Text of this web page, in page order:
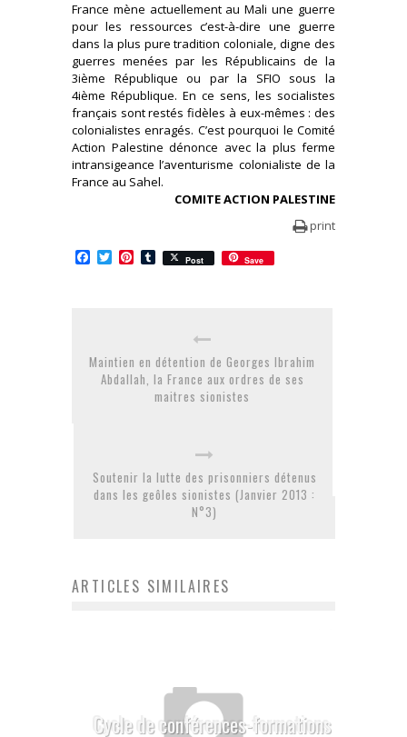
France mène actuellement au Mali une guerre
pour les ressources c’est-à-dire une guerre
dans la plus pure tradition coloniale, digne des
guerres menées par les Républicains de la
3ième République ou par la SFIO sous la
4ième République. En ce sens, les socialistes
français sont restés fidèles à eux-mêmes : des
colonialistes enragés. C’est pourquoi le Comité
Action Palestine dénonce avec la plus ferme
intransigeance l’aventurisme colonialiste de la
France au Sahel.
COMITE ACTION PALESTINE
print
Facebook
TwitterPinterest
Tumblr
Post Save
Maintien en détention de Georges Ibrahim
Abdallah, la France aux ordres de ses
maitres sionistes
Soutenir la lutte des prisonniers détenus
dans les geôles sionistes (Janvier 2013 :
N°3)
ARTICLES SIMILAIRES
Cycle de conférences-formations